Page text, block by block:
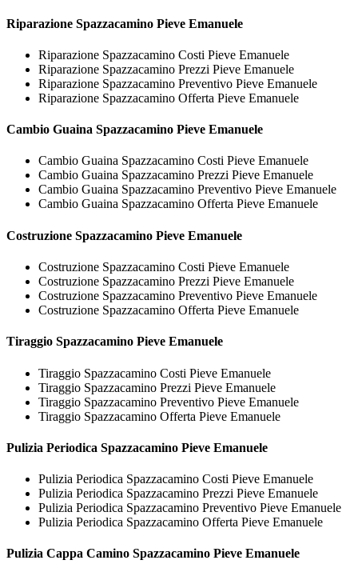
Riparazione Spazzacamino Pieve Emanuele
Riparazione Spazzacamino Costi Pieve Emanuele
Riparazione Spazzacamino Prezzi Pieve Emanuele
Riparazione Spazzacamino Preventivo Pieve Emanuele
Riparazione Spazzacamino Offerta Pieve Emanuele
Cambio Guaina Spazzacamino Pieve Emanuele
Cambio Guaina Spazzacamino Costi Pieve Emanuele
Cambio Guaina Spazzacamino Prezzi Pieve Emanuele
Cambio Guaina Spazzacamino Preventivo Pieve Emanuele
Cambio Guaina Spazzacamino Offerta Pieve Emanuele
Costruzione Spazzacamino Pieve Emanuele
Costruzione Spazzacamino Costi Pieve Emanuele
Costruzione Spazzacamino Prezzi Pieve Emanuele
Costruzione Spazzacamino Preventivo Pieve Emanuele
Costruzione Spazzacamino Offerta Pieve Emanuele
Tiraggio Spazzacamino Pieve Emanuele
Tiraggio Spazzacamino Costi Pieve Emanuele
Tiraggio Spazzacamino Prezzi Pieve Emanuele
Tiraggio Spazzacamino Preventivo Pieve Emanuele
Tiraggio Spazzacamino Offerta Pieve Emanuele
Pulizia Periodica Spazzacamino Pieve Emanuele
Pulizia Periodica Spazzacamino Costi Pieve Emanuele
Pulizia Periodica Spazzacamino Prezzi Pieve Emanuele
Pulizia Periodica Spazzacamino Preventivo Pieve Emanuele
Pulizia Periodica Spazzacamino Offerta Pieve Emanuele
Pulizia Cappa Camino Spazzacamino Pieve Emanuele